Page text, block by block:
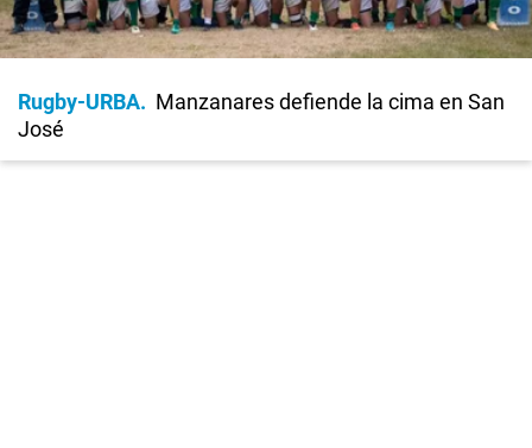
Rugby-URBA
Manzanares defiende la cima en San
José